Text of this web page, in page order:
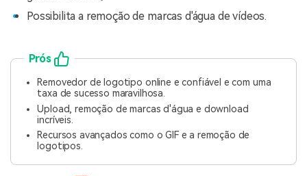
Possibilita a remoção de marcas d'água de vídeos.
Prós
Removedor de logotipo online e confiável e com uma
taxa de sucesso maravilhosa.
Upload, remoção de marcas d'água e download
incríveis.
Recursos avançados como o GIF e a remoção de
logotipos.